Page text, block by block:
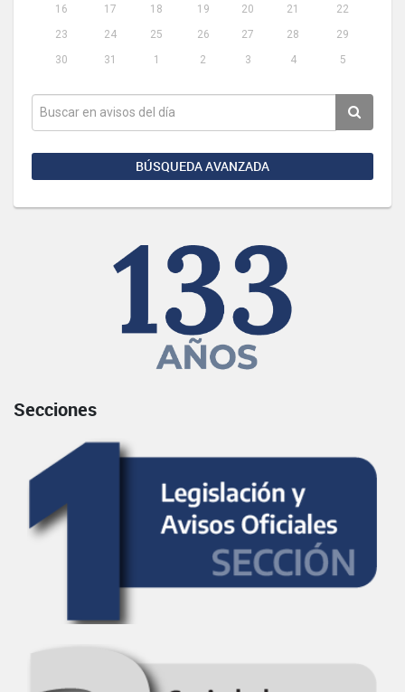
16
17 18 19 20 21
22
23
24 25 26 27 28
29
30
31 1 2 3 4 5
BÚSQUEDA AVANZADA
Secciones